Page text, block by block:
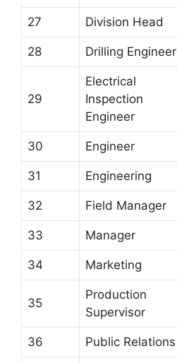
27 Division Head
28 Drilling Engineer
29
Electrical
Inspection
Engineer
30 Engineer
31 Engineering
32 Field Manager
33 Manager
34 Marketing
35
Production
Supervisor
36 Public Relations